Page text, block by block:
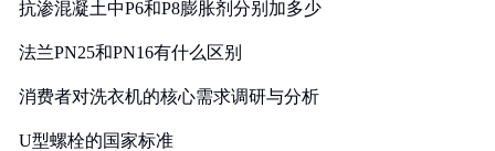
抗渗混凝土中P6和P8膨胀剂分别加多少
法兰PN25和PN16有什么区别
消费者对洗衣机的核心需求调研与分析
U型螺栓的国家标准